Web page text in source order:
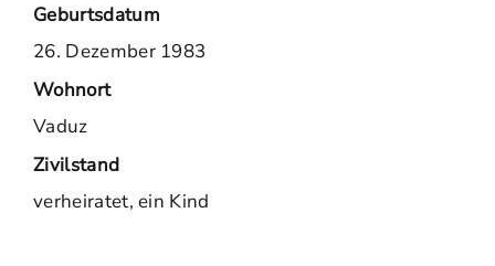
Geburtsdatum
26. Dezember 1983
Wohnort
Vaduz
Zivilstand
verheiratet, ein Kind